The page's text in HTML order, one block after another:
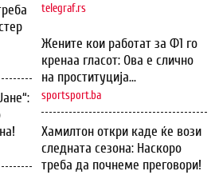
telegraf.rs
Жените кои работат за Ф1 го
кренаа гласот: Ова е слично
на проституција...
sportsport.ba
Хамилтон откри каде ќе вози
следната сезона: Наскоро
треба да почнеме преговори!